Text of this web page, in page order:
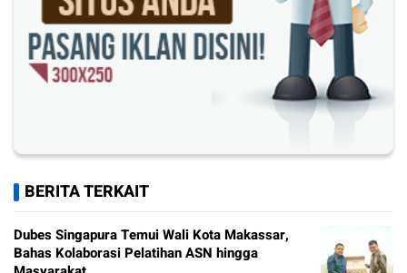
BERITA TERKAIT
Dubes Singapura Temui Wali Kota Makassar,
Bahas Kolaborasi Pelatihan ASN hingga